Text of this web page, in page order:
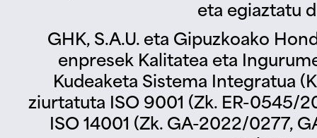
eta egiaztatu
GHK, S.A.U. eta Gipuzkoako
enpresek Kalitatea eta
Kudeaketa Sistema Integratua
ziurtatuta ISO 9001 (Zk. ER-0545/
ISO 14001 (Zk. GA-2022/0277,